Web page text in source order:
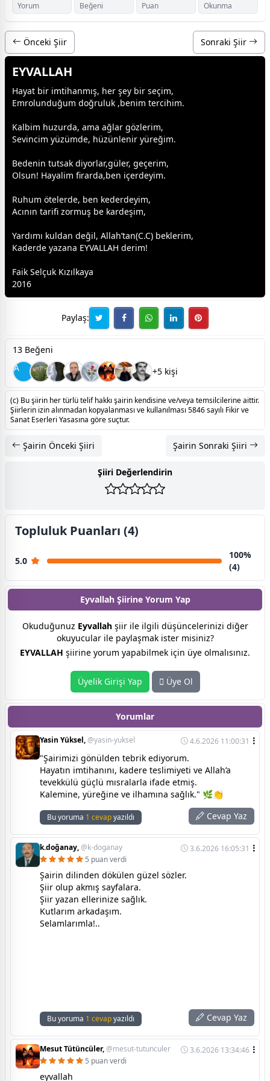
Yorum Beğeni Puan Okunma
Önceki Şiir Sonraki Şiir
EYVALLAH
Hayat bir imtihanmış, her şey bir seçim,
Emrolunduğum doğruluk ,benim tercihim.
Kalbim huzurda, ama ağlar gözlerim,
Sevincim yüzümde, hüzünlenir yüreğim.
Bedenin tutsak diyorlar,güler, geçerim,
Olsun! Hayalim firarda,ben içerdeyim.
Ruhum ötelerde, ben kederdeyim,
Acının tarifi zormuş be kardeşim,
Yardımı kuldan değil, Allah’tan(C.C) beklerim,
Kaderde yazana EYVALLAH derim!
Faik Selçuk Kızılkaya
2016
Paylaş:
13 Beğeni
A
+5 kişi
(c) Bu şiirin her türlü telif hakkı şairin kendisine ve/veya temsilcilerine aittir.
Şiirlerin izin alınmadan kopyalanması ve kullanılması 5846 sayılı Fikir ve
Sanat Eserleri Yasasına göre suçtur.
Şairin Önceki Şiiri Şairin Sonraki Şiiri
Şiiri Değerlendirin
Topluluk Puanları (4)
5.0
100%
(4)
Eyvallah Şiirine Yorum Yap
Okuduğunuz Eyvallahşiir ile ilgili düşüncelerinizi diğer
okuyucular ile paylaşmak ister misiniz?
EYVALLAH şiirine yorum yapabilmek için üye olmalısınız.
Üyelik Girişi Yap Üye Ol
Yorumlar
Yasin Yüksel,@yasin-yuksel 4.6.2026 11:00:31
"Şairimizi gönülden tebrik ediyorum.
Hayatın imtihanını, kadere teslimiyeti ve Allah’a
tevekkülü güçlü mısralarla ifade etmiş.
Kalemine, yüreğine ve ilhamına sağlık." 🌿👏
Bu yoruma 1 cevapyazıldı Cevap Yaz
k.doğanay,@k-doganay
3.6.2026 16:05:31
5 puan verdi
Şairin dilinden dökülen güzel sözler.
Şiir olup akmış sayfalara.
Şiir yazan ellerinize sağlık.
Kutlarım arkadaşım.
Selamlarımla!..
Bu yoruma 1 cevapyazıldı Cevap Yaz
Mesut Tütüncüler,@mesut-tutunculer
3.6.2026 13:34:46
5 puan verdi
eyvallah